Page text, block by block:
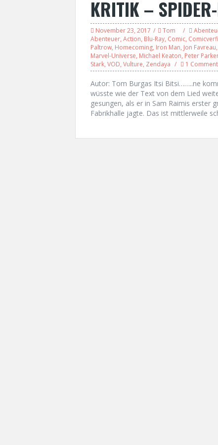
KRITIK –
November 23, 2017 Tom
Abenteuer, Action, Blu-Ray, Comic,
Paltrow, Homecoming, Iron Man, Jon Favreau,
Marvel-Universe, Michael Keaton, Peter
Stark, VOD, Vulture, Zendaya 1 Comment
Autor: Tom Burgas Itsi Bitsi……..ne
wüsste wie der Text von dem Lied
gesungen, als er in Sam Raimis erster
Fabrikhalle jagte. Das ist mittlerweile